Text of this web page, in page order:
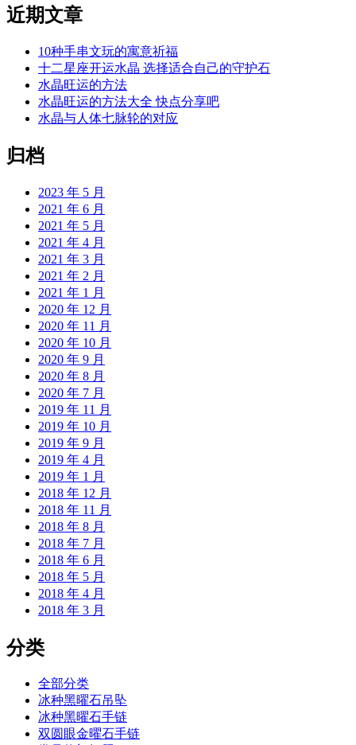
近期文章
10种手串文玩的寓意祈福
十二星座开运水晶 选择适合自己的守护石
水晶旺运的方法
水晶旺运的方法大全 快点分享吧
水晶与人体七脉轮的对应
归档
2023 年 5 月
2021 年 6 月
2021 年 5 月
2021 年 4 月
2021 年 3 月
2021 年 2 月
2021 年 1 月
2020 年 12 月
2020 年 11 月
2020 年 10 月
2020 年 9 月
2020 年 8 月
2020 年 7 月
2019 年 11 月
2019 年 10 月
2019 年 9 月
2019 年 4 月
2019 年 1 月
2018 年 12 月
2018 年 11 月
2018 年 8 月
2018 年 7 月
2018 年 6 月
2018 年 5 月
2018 年 4 月
2018 年 3 月
分类
全部分类
冰种黑曜石吊坠
冰种黑曜石手链
双圆眼金曜石手链